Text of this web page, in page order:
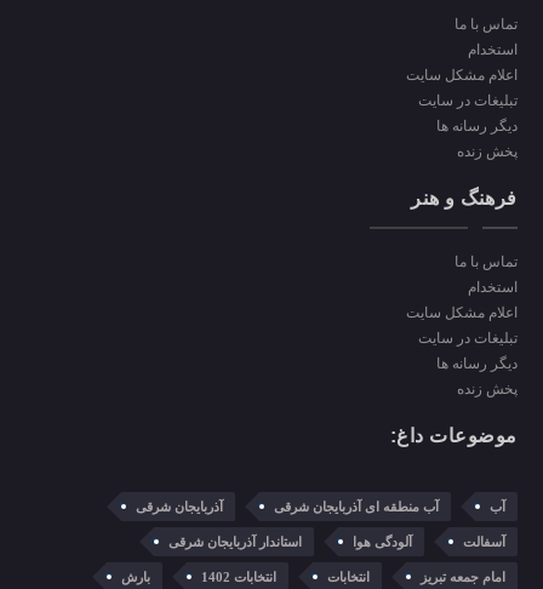
تماس با ما
استخدام
اعلام مشکل سایت
تبلیغات در سایت
دیگر رسانه ها
پخش زنده
فرهنگ و هنر
تماس با ما
استخدام
اعلام مشکل سایت
تبلیغات در سایت
دیگر رسانه ها
پخش زنده
موضوعات داغ:
آب آب منطقه ای آذربایجان شرقی آذربایجان شرقی
آسفالت آلودگی هوا استاندار آذربایجان شرقی
امام جمعه تبریز انتخابات انتخابات 1402 بارش